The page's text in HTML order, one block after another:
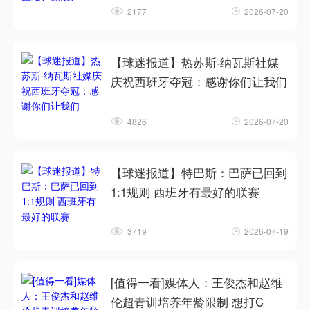
2177 2026-07-20
【球迷报道】热苏斯·纳瓦斯社媒
庆祝西班牙夺冠：感谢你们让我们
4826 2026-07-20
【球迷报道】特巴斯：巴萨已回到
1:1规则 西班牙有最好的联赛
3719 2026-07-19
[值得一看]媒体人：王俊杰和赵维
伦超青训培养年龄限制 想打C